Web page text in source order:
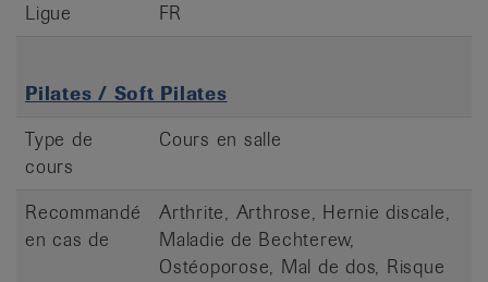
Ligue
FR
Pilates / Soft Pilates
Type de
cours
Cours en salle
Recommandé
en cas de
Arthrite, Arthrose, Hernie discale,
Maladie de Bechterew,
Ostéoporose, Mal de dos, Risque